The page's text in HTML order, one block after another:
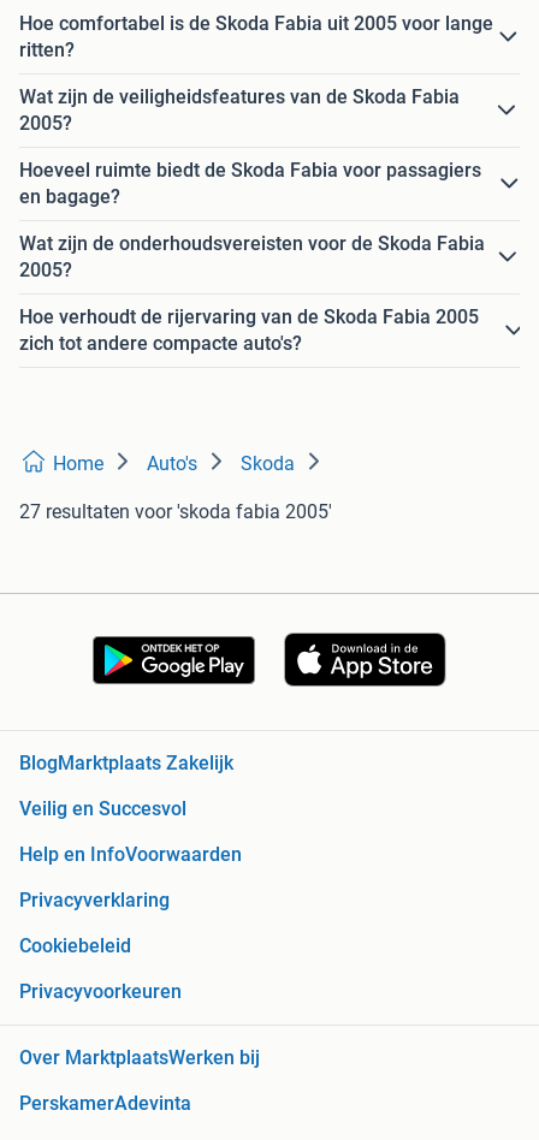
Hoe comfortabel is de Skoda Fabia uit 2005 voor lange
ritten?
Wat zijn de veiligheidsfeatures van de Skoda Fabia
2005?
Hoeveel ruimte biedt de Skoda Fabia voor passagiers
en bagage?
Wat zijn de onderhoudsvereisten voor de Skoda Fabia
2005?
Hoe verhoudt de rijervaring van de Skoda Fabia 2005
zich tot andere compacte auto's?
Home Auto's Skoda
27 resultaten voor 'skoda fabia 2005'
BlogMarktplaats Zakelijk
Veilig en Succesvol
Help en InfoVoorwaarden
Privacyverklaring
Cookiebeleid
Privacyvoorkeuren
Over MarktplaatsWerken bij
PerskamerAdevinta